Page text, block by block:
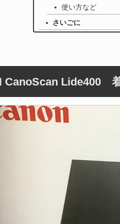
使い方など
さいごに
CanoScan Lide400